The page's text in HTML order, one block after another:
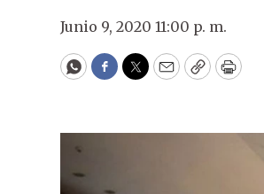
Junio 9, 2020 11:00 p. m.
WhatsApp
Facebook
Twitter
EmailCopyPrint